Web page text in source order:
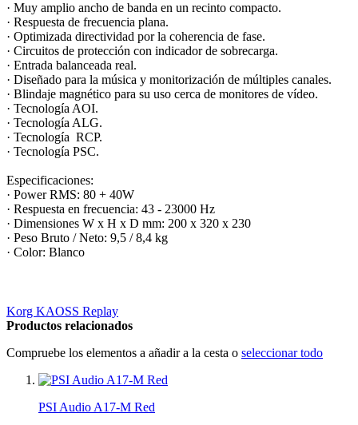
· Muy amplio ancho de banda en un recinto compacto.
· Respuesta de frecuencia plana.
· Optimizada directividad por la coherencia de fase.
· Circuitos de protección con indicador de sobrecarga.
· Entrada balanceada real.
· Diseñado para la música y monitorización de múltiples canales.
· Blindaje magnético para su uso cerca de monitores de vídeo.
· Tecnología AOI.
· Tecnología ALG.
· Tecnología RCP.
· Tecnología PSC.
Especificaciones:
· Power RMS: 80 + 40W
· Respuesta en frecuencia: 43 - 23000 Hz
· Dimensiones W x H x D mm: 200 x 320 x 230
· Peso Bruto / Neto: 9,5 / 8,4 kg
· Color: Blanco
Korg KAOSS Replay
Productos relacionados
Compruebe los elementos a añadir a la cesta o seleccionar todo
PSI Audio A17-M Red